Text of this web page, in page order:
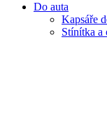
Do auta
Kapsáře
Stínítka a